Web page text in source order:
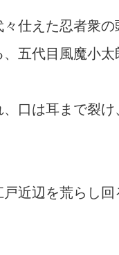
仕えた忍者衆
五代目風魔小太
口は耳まで裂
近辺を荒らし